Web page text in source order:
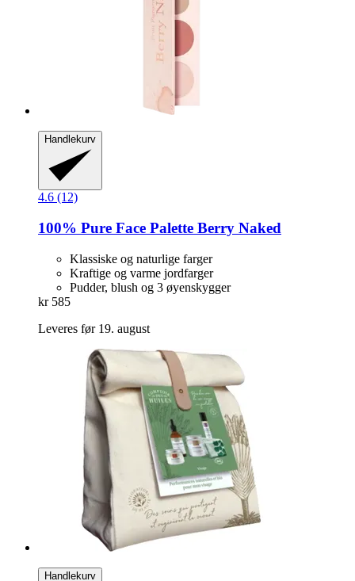
Handlekurv
4.6 (12)
100% Pure Face Palette Berry Naked
Klassiske og naturlige farger
Kraftige og varme jordfarger
Pudder, blush og 3 øyenskygger
kr 585
Leveres før 19. august
Handlekurv